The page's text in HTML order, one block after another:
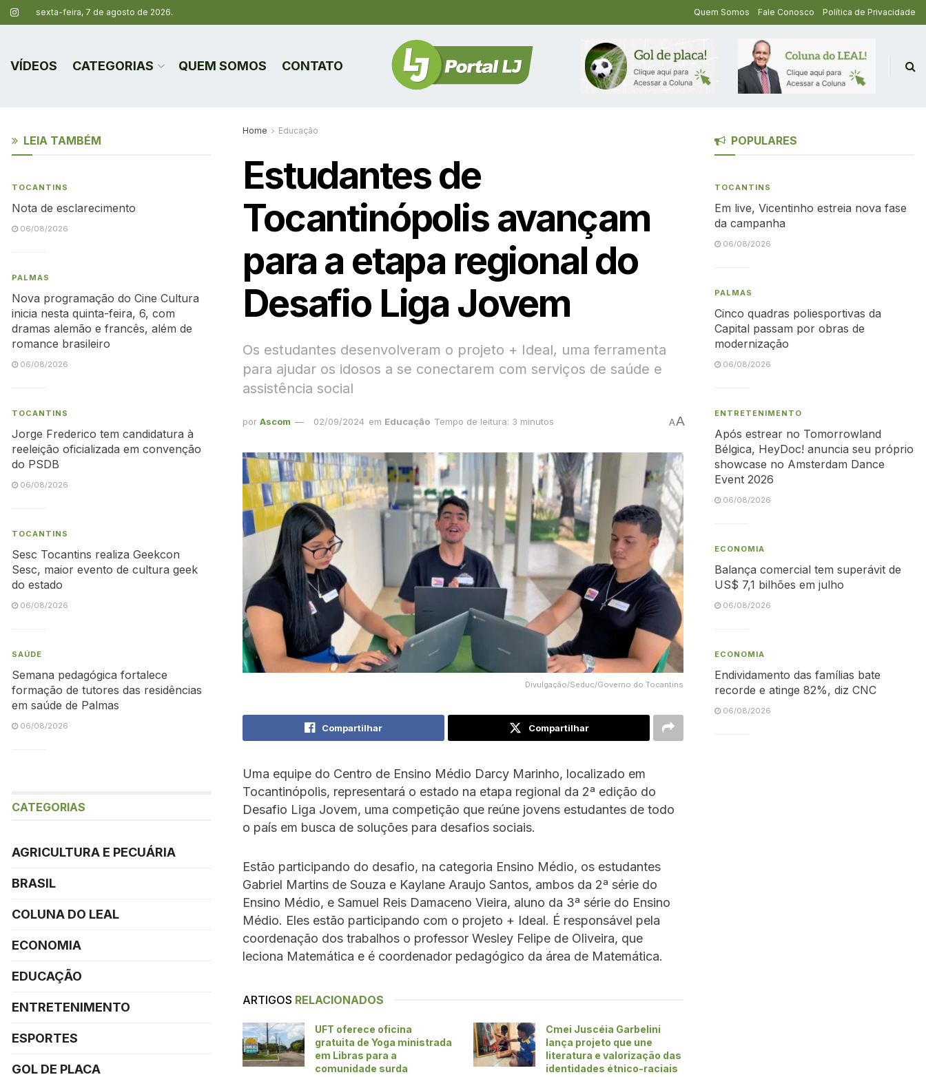
sexta-feira, 7 de agosto de 2026. Quem Somos Fale Conosco Política de Privacidade
VÍDEOS CATEGORIAS QUEM SOMOS CONTATO
Home Educação
Estudantes de
Tocantinópolis avançam
para a etapa regional do
Desafio Liga Jovem
Os estudantes desenvolveram o projeto + Ideal, uma ferramenta
para ajudar os idosos a se conectarem com serviços de saúde e
assistência social
por Ascom 02/09/2024 em Educação Tempo de leitura: 3 minutos AA
Divulgação/Seduc/Governo do Tocantins
Compartilhar Compartilhar
Uma equipe do Centro de Ensino Médio Darcy Marinho, localizado em
Tocantinópolis, representará o estado na etapa regional da 2ª edição do
Desafio Liga Jovem, uma competição que reúne jovens estudantes de todo
o país em busca de soluções para desafios sociais.
Estão participando do desafio, na categoria Ensino Médio, os estudantes
Gabriel Martins de Souza e Kaylane Araujo Santos, ambos da 2ª série do
Ensino Médio, e Samuel Reis Damaceno Vieira, aluno da 3ª série do Ensino
Médio. Eles estão participando com o projeto + Ideal. É responsável pela
coordenação dos trabalhos o professor Wesley Felipe de Oliveira, que
leciona Matemática e é coordenador pedagógico da área de Matemática.
ARTIGOS RELACIONADOS
UFT oferece oficina
gratuita de Yoga ministrada
em Libras para a
comunidade surda
Cmei Juscéia Garbelini
lança projeto que une
literatura e valorização das
identidades étnico-raciais
LEIA TAMBÉM
TOCANTINS
Nota de esclarecimento
06/08/2026
PALMAS
Nova programação do Cine Cultura
inicia nesta quinta-feira, 6, com
dramas alemão e francês, além de
romance brasileiro
06/08/2026
TOCANTINS
Jorge Frederico tem candidatura à
reeleição oficializada em convenção
do PSDB
06/08/2026
TOCANTINS
Sesc Tocantins realiza Geekcon
Sesc, maior evento de cultura geek
do estado
06/08/2026
SAÚDE
Semana pedagógica fortalece
formação de tutores das residências
em saúde de Palmas
06/08/2026
CATEGORIAS
AGRICULTURA E PECUÁRIA
BRASIL
COLUNA DO LEAL
ECONOMIA
EDUCAÇÃO
ENTRETENIMENTO
ESPORTES
GOL DE PLACA
POPULARES
TOCANTINS
Em live, Vicentinho estreia nova fase
da campanha
06/08/2026
PALMAS
Cinco quadras poliesportivas da
Capital passam por obras de
modernização
06/08/2026
ENTRETENIMENTO
Após estrear no Tomorrowland
Bélgica, HeyDoc! anuncia seu próprio
showcase no Amsterdam Dance
Event 2026
06/08/2026
ECONOMIA
Balança comercial tem superávit de
US$ 7,1 bilhões em julho
06/08/2026
ECONOMIA
Endividamento das famílias bate
recorde e atinge 82%, diz CNC
06/08/2026